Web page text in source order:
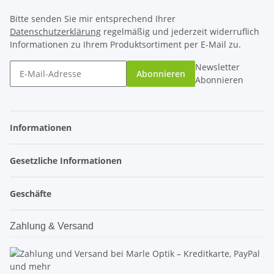
Bitte senden Sie mir entsprechend Ihrer
Datenschutzerklärung regelmäßig und jederzeit widerruflich
Informationen zu Ihrem Produktsortiment per E-Mail zu.
Abonnieren
Newsletter
Abonnieren
Informationen
Gesetzliche Informationen
Geschäfte
Zahlung & Versand